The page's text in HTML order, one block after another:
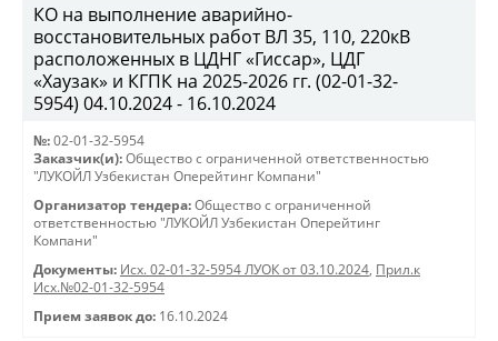
КО на выполнение аварийно-
восстановительных работ ВЛ 35, 110, 220кВ
расположенных в ЦДНГ «Гиссар», ЦДГ
«Хаузак» и КГПК на 2025-2026 гг. (02-01-32-
5954) 04.10.2024 - 16.10.2024
№: 02-01-32-5954
Заказчик(и): Общество с ограниченной ответственностью
"ЛУКОЙЛ Узбекистан Оперейтинг Компани"
Организатор тендера: Общество с ограниченной
ответственностью "ЛУКОЙЛ Узбекистан Оперейтинг
Компани"
Документы: Исх. 02-01-32-5954 ЛУОК от 03.10.2024, Прил.к
Исх.№02-01-32-5954
Прием заявок до: 16.10.2024